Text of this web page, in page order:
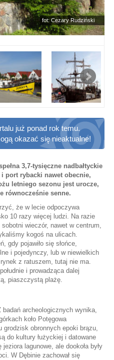
fot: Cezary Rudziński
już ponad rok temu.
okazać się nieaktualne!
3,7-tysięczne nadbałtyckie
port rybacki nawet obecnie,
letniego sezonu jest urocze,
równocześnie senne.
że w lecie odpoczywa
10 razy więcej ludzi. Na razie
wieczór, nawet w centrum,
kogoś na ulicach.
gdy pojawiło się słońce,
i pojedynczy, lub w niewielkich
z ratuszem, tutaj nie ma.
i prowadząca dalej
piaszczystą plażę.
archeologicznych wynika,
koło Potęgowa
grodzisk obronnych epoki brązu,
do kultury łużyckiej i datowane
lagunowe, ale dookoła były
W Dębinie zachował się